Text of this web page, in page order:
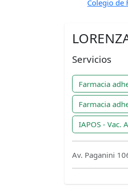
Colegio de
Servicios
Farmacia
Farmacia
IAPOS - Vac.
Av. Paganini